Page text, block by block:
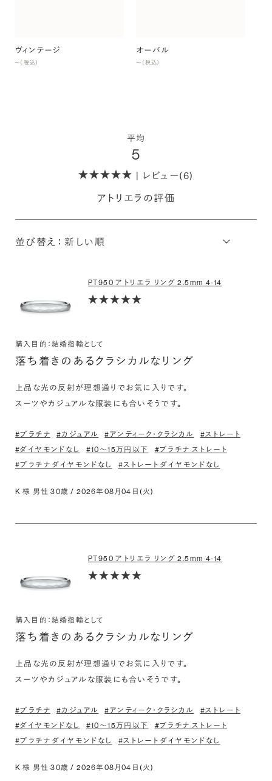
ヴィンテージ
〜（税込）
オーバル
〜（税込）
平均
5
| レビュー(6)
アトリエラの評価
並び替え：
PT950 アトリエラ リング 2.5mm 4-14
購入目的：結婚指輪として
落ち着きのあるクラシカルなリング
上品な光の反射が理想通りでお気に入りです。
スーツやカジュアルな服装にも合いそうです。
#プラチナ #カジュアル #アンティーク・クラシカル
#ストレート
#ダイヤモンドなし
#10〜15万円以下
#プラチナ ストレート
#プラチナ ダイヤモンドなし
#ストレート ダイヤモンドなし
K 様 男性 30歳 / 2026年08月04日(火)
PT950 アトリエラ リング 2.5mm 4-14
購入目的：結婚指輪として
落ち着きのあるクラシカルなリング
上品な光の反射が理想通りでお気に入りです。
スーツやカジュアルな服装にも合いそうです。
#プラチナ #カジュアル #アンティーク・クラシカル
#ストレート
#ダイヤモンドなし
#10〜15万円以下
#プラチナ ストレート
#プラチナ ダイヤモンドなし
#ストレート ダイヤモンドなし
K 様 男性 30歳 / 2026年08月04日(火)